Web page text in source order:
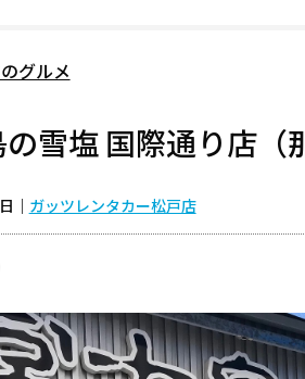
グルメ
雪塩 国際通り店（
｜ ガッツレンタカー松戸店